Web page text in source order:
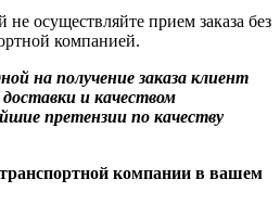
осуществляйте прием заказа без
компанией.
на получение заказа клиент
и качеством
претензии по качеству
компании в вашем